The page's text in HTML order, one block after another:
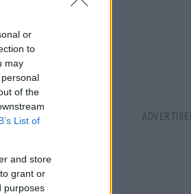
or
to
may
of the
List of
and store
grant or
purposes